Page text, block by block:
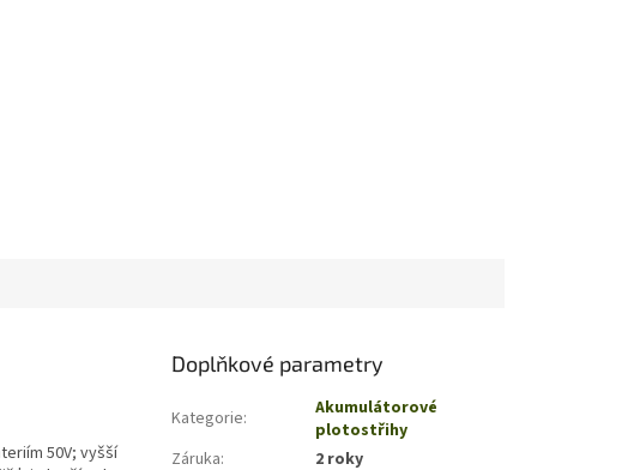
50V; vyšší
Doplňkové parametry
Kategorie:
Akumulátorové
plotostřihy
Záruka:
2 roky